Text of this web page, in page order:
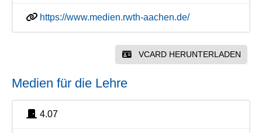
https://www.medien.rwth-aachen.de/
VCARD HERUNTERLADEN
Medien für die Lehre
4.07